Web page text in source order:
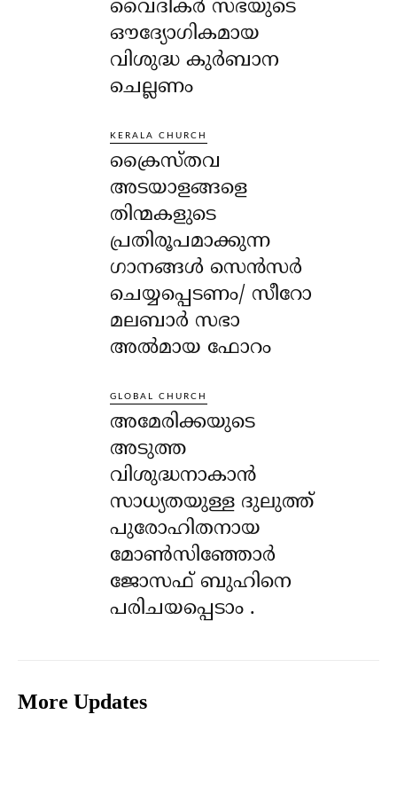
വൈദികർ സഭയുടെ
ഔദ്യോഗികമായ
വിശുദ്ധ കുർബാന
ചെല്ലണം
KERALA CHURCH
ക്രൈസ്തവ
അടയാളങ്ങളെ
തിന്മകളുടെ
പ്രതിരൂപമാക്കുന്ന
ഗാനങ്ങൾ സെൻസർ
ചെയ്യപ്പെടണം/ സീറോ
മലബാർ സഭാ
അൽമായ ഫോറം
GLOBAL CHURCH
അമേരിക്കയുടെ
അടുത്ത
വിശുദ്ധനാകാൻ
സാധ്യതയുള്ള ദുലുത്ത്
പുരോഹിതനായ
മോൺസിഞ്ഞോർ
ജോസഫ് ബുഹിനെ
പരിചയപ്പെടാം .
More Updates